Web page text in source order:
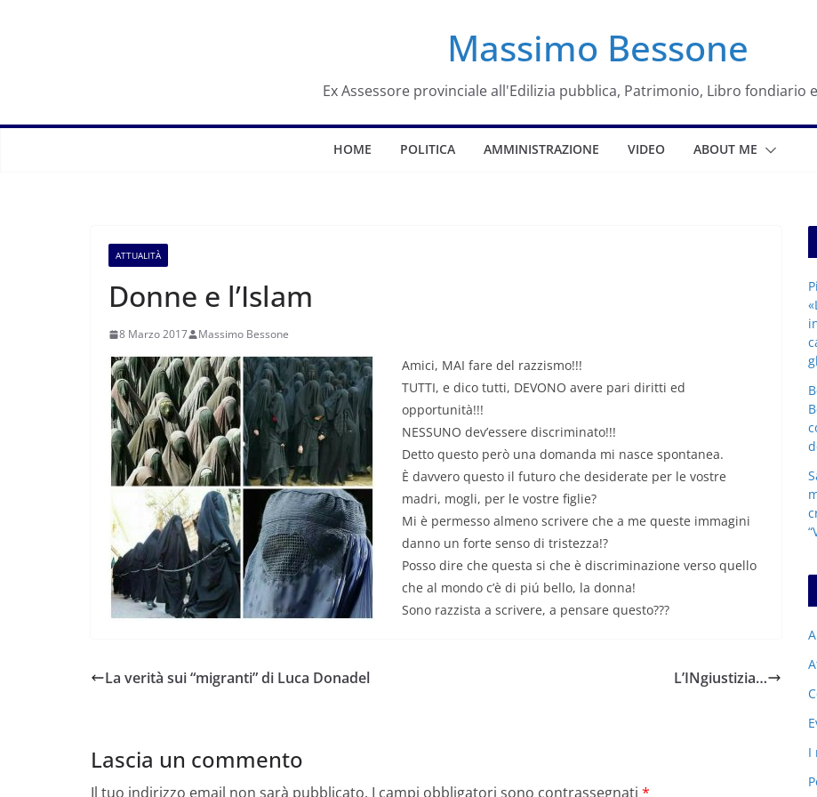
Massimo Bessone
Ex Assessore provinciale all'Edilizia pubblica, Patrimonio, Libro fondiario
HOME POLITICA AMMINISTRAZIONE VIDEO ABOUT ME
ATTUALITÀ
Donne e l’Islam
8 Marzo 2017 Massimo Bessone
Amici, MAI fare del razzismo!!!
TUTTI, e dico tutti, DEVONO avere pari diritti ed
opportunità!!!
NESSUNO dev’essere discriminato!!!
Detto questo però una domanda mi nasce spontanea.
È davvero questo il futuro che desiderate per le vostre
madri, mogli, per le vostre figlie?
Mi è permesso almeno scrivere che a me queste immagini
danno un forte senso di tristezza!?
Posso dire che questa si che è discriminazione verso quello
che al mondo c’è di piú bello, la donna!
Sono razzista a scrivere, a pensare questo???
La verità sui “migranti” di Luca Donadel L’INgiustizia…
Lascia un commento
Il tuo indirizzo email non sarà pubblicato. I campi obbligatori sono contrassegnati *
I